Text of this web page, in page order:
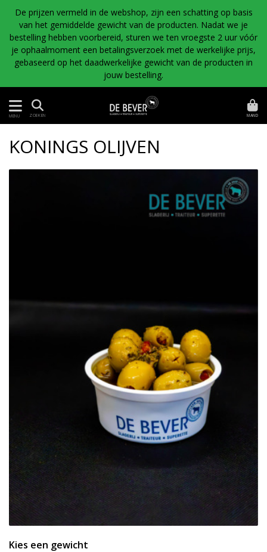
De prijzen vermeld in de webshop, zijn een schatting op basis
van het gemiddelde gewicht van de producten. Nadat we je
bestelling hebben voorbereid, sturen we ten vroegste 2 uur vóór
je ophaalmoment een betalingsverzoek met de werkelijke prijs,
gebaseerd op het daadwerkelijke gewicht van de producten in
jouw bestelling.
MENU ZOEKEN MAND
KONINGS OLIJVEN
Kies een gewicht